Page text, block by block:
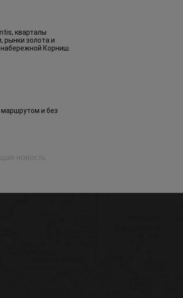
кварталы
рынки золота и
Корниш.
и без
новость